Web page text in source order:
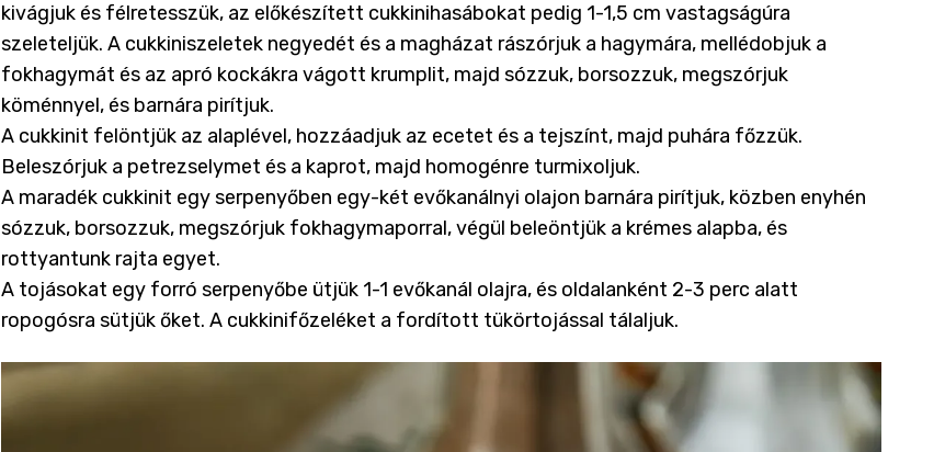
kivágjuk és félretesszük, az előkészített cukkinihasábokat pedig 1-1,5 cm vastagságúra
szeleteljük. A cukkiniszeletek negyedét és a magházat rászórjuk a hagymára, mellédobjuk a
fokhagymát és az apró kockákra vágott krumplit, majd sózzuk, borsozzuk, megszórjuk
köménnyel, és barnára pirítjuk.
A cukkinit felöntjük az alaplével, hozzáadjuk az ecetet és a tejszínt, majd puhára főzzük.
Beleszórjuk a petrezselymet és a kaprot, majd homogénre turmixoljuk.
A maradék cukkinit egy serpenyőben egy-két evőkanálnyi olajon barnára pirítjuk, közben enyhén
sózzuk, borsozzuk, megszórjuk fokhagymaporral, végül beleöntjük a krémes alapba, és
rottyantunk rajta egyet.
A tojásokat egy forró serpenyőbe ütjük 1-1 evőkanál olajra, és oldalanként 2-3 perc alatt
ropogósra sütjük őket. A cukkinifőzeléket a fordított tükörtojással tálaljuk.